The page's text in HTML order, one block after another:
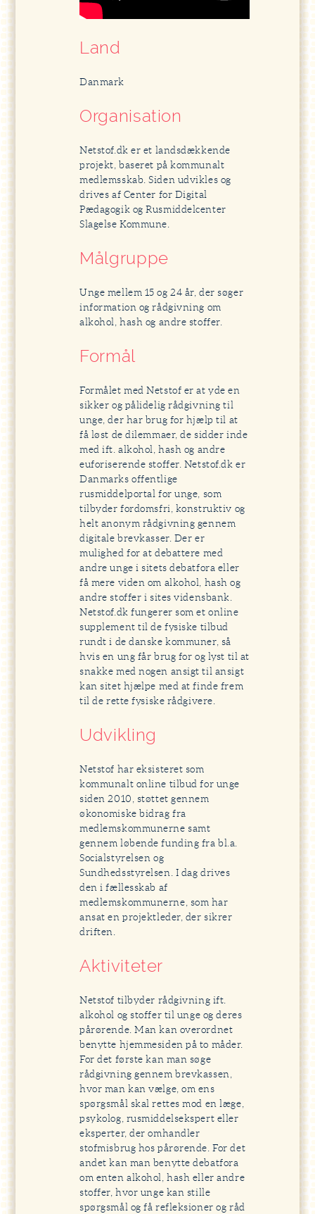
Land
Danmark
Organisation
Netstof.dk er et landsdækkende
projekt, baseret på kommunalt
medlemsskab. Siden udvikles og
drives af Center for Digital
Pædagogik og Rusmiddelcenter
Slagelse Kommune.
Målgruppe
Unge mellem 15 og 24 år, der søger
information og rådgivning om
alkohol, hash og andre stoffer.
Formål
Formålet med Netstof er at yde en
sikker og pålidelig rådgivning til
unge, der har brug for hjælp til at
få løst de dilemmaer, de sidder inde
med ift. alkohol, hash og andre
euforiserende stoffer. Netstof.dk er
Danmarks offentlige
rusmiddelportal for unge, som
tilbyder fordomsfri, konstruktiv og
helt anonym rådgivning gennem
digitale brevkasser. Der er
mulighed for at debattere med
andre unge i sitets debatfora eller
få mere viden om alkohol, hash og
andre stoffer i sites vidensbank.
Netstof.dk fungerer som et online
supplement til de fysiske tilbud
rundt i de danske kommuner, så
hvis en ung får brug for og lyst til at
snakke med nogen ansigt til ansigt
kan sitet hjælpe med at finde frem
til de rette fysiske rådgivere.
Udvikling
Netstof har eksisteret som
kommunalt online tilbud for unge
siden 2010, støttet gennem
økonomiske bidrag fra
medlemskommunerne samt
gennem løbende funding fra bl.a.
Socialstyrelsen og
Sundhedsstyrelsen. I dag drives
den i fællesskab af
medlemskommunerne, som har
ansat en projektleder, der sikrer
driften.
Aktiviteter
Netstof tilbyder rådgivning ift.
alkohol og stoffer til unge og deres
pårørende. Man kan overordnet
benytte hjemmesiden på to måder.
For det første kan man søge
rådgivning gennem brevkassen,
hvor man kan vælge, om ens
spørgsmål skal rettes mod en læge,
psykolog, rusmiddelsekspert eller
eksperter, der omhandler
stofmisbrug hos pårørende. For det
andet kan man benytte debatfora
om enten alkohol, hash eller andre
stoffer, hvor unge kan stille
spørgsmål og få refleksioner og råd